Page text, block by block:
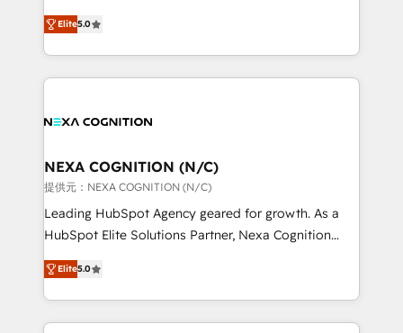
Technical Solutions, Enablement Solutions, Digital
Solutions and Growth Solutions. As a fully
upgrading and streamlining every single revenue-
generating aspect of your business. We’re proud
HubSpot Elite Solutions Partners and devout CRM
nerds who can harness HubSpot’s custom digital
experience. Working hand-in-hand with your team,
traffic, generates better leads and crushes your
revenue goals. We've worked with thousands of
HubSpot customers and we'd love to work with you
too! Clients come to us for: Advanced CRM solutions
HubSpot Data System Migrations between systems
to HubSpot New lead generation strategies Time-
Elite5.0
NEXA COGNITION (N/C)
提供元：NEXA COGNITION (N/C)
Leading HubSpot Agency geared for growth. As a
HubSpot Elite Solutions Partner, Nexa Cognition
ranks in the top 1% of global HubSpot Partners and
has been one of the longest-standing partners since
2012. We empower businesses to harness the full
potential of HubSpot by combining strategic
Elite5.0